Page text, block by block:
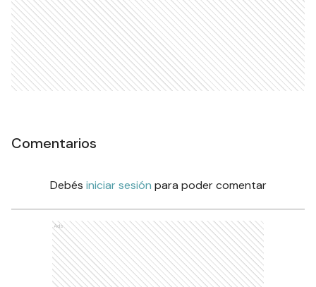
Comentarios
Debés iniciar sesión para poder comentar
Ads